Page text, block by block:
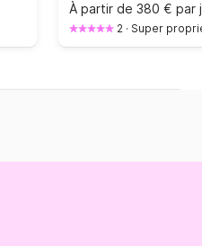
À partir de 380 € par
2 · Super